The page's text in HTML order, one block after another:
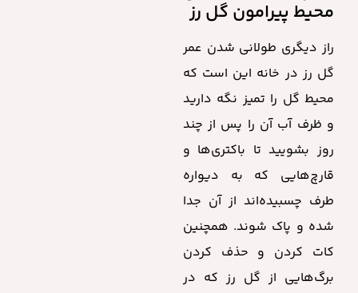
محیط پیرامون گل رز
راز دیگری طولانی شدن عمر
گل رز در خانه این است که
محیط گل را تمیز نگه دارید
و ظرف آب آن را پس از چند
روز بشویید تا باکتری‌ها و
قارچ‌هایی که به دیواره
طرف چسبیده‌اند از آن جدا
شده و پاک شوند. همچنین
کات کردن و حذف کردن
برگ‌هایی از گل رز که در